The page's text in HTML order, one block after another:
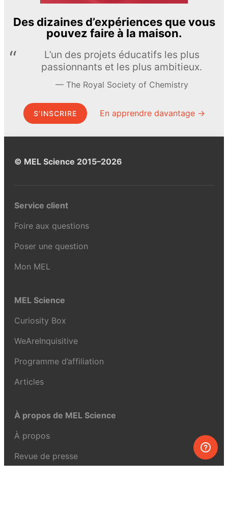
Des dizaines d’expériences que vous
pouvez faire à la maison.
L’un des projets éducatifs les plus
passionnants et les plus ambitieux.
The Royal Society of Chemistry
S’INSCRIRE En apprendre davantage →
© MEL Science 2015–2026
Service client
Foire aux questions
Poser une question
Mon MEL
MEL Science
Curiosity Box
WeAreInquisitive
Programme d’affiliation
Articles
À propos de MEL Science
À propos
Revue de presse